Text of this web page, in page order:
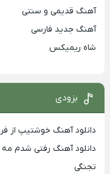
آهنگ قدیمی و سنتی
آهنگ جدید فارسی
شاه ریمیکس
بزودی
دانلود آهنگ خوشتیپ از
دانلود آهنگ رفتی شدم
تجنگی